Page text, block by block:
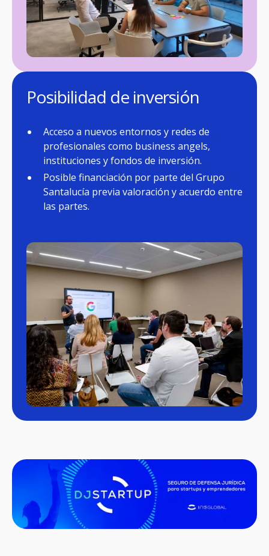
Posibilidad de inversión
Acceso a nuevos entornos y redes de
profesionales como business angels,
instituciones y fondos de inversión.
Posible financiación por parte del Grupo
Santalucía previa valoración y acuerdo entre
las partes.